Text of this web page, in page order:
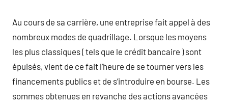
Au cours de sa carrière, une entreprise fait appel à des
nombreux modes de quadrillage. Lorsque les moyens
les plus classiques ( tels que le crédit bancaire ) sont
épuisés, vient de ce fait l’heure de se tourner vers les
financements publics et de s’introduire en bourse. Les
sommes obtenues en revanche des actions avancées